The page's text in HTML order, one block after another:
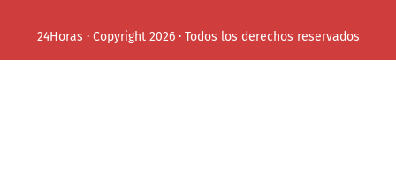
24Horas · Copyright 2026 · Todos los derechos reservados